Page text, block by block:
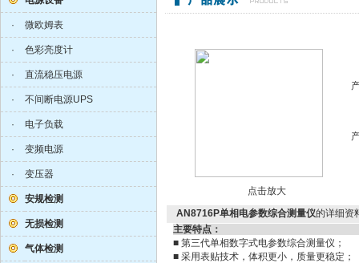
· 微欧姆表
· 色彩亮度计
· 直流稳压电源
· 不间断电源UPS
· 电子负载
· 变频电源
· 变压器
安规检测
无损检测
气体检测
点击放大
AN8716P单相电参数综合测量仪的详细资
主要特点
■ 第三代单相数字式电参数综合测量仪；
■ 采用表贴技术，体积更小，质量更稳定；